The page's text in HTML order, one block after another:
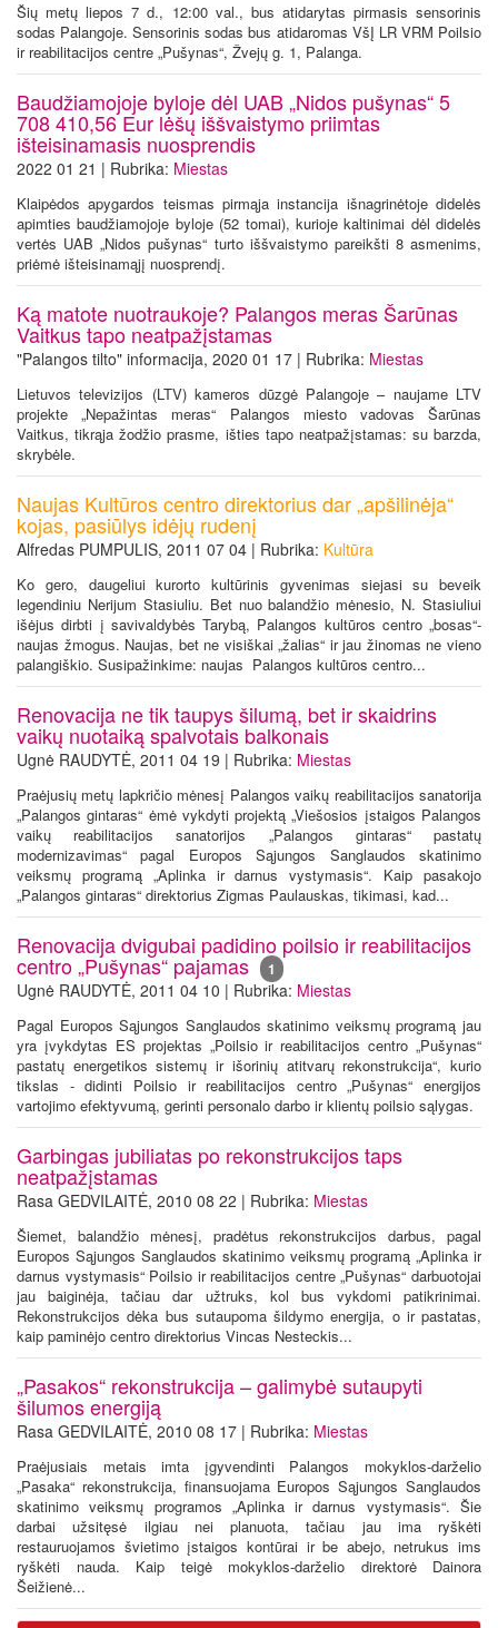
Šių metų liepos 7 d., 12:00 val., bus atidarytas pirmasis sensorinis
sodas Palangoje. Sensorinis sodas bus atidaromas VšĮ LR VRM Poilsio
ir reabilitacijos centre „Pušynas“, Žvejų g. 1, Palanga.
Baudžiamojoje byloje dėl UAB „Nidos pušynas“ 5
708 410,56 Eur lėšų iššvaistymo priimtas
išteisinamasis nuosprendis
2022 01 21 | Rubrika: Miestas
Klaipėdos apygardos teismas pirmąja instancija išnagrinėtoje didelės
apimties baudžiamojoje byloje (52 tomai), kurioje kaltinimai dėl didelės
vertės UAB „Nidos pušynas“ turto iššvaistymo pareikšti 8 asmenims,
priėmė išteisinamąjį nuosprendį.
Ką matote nuotraukoje? Palangos meras Šarūnas
Vaitkus tapo neatpažįstamas
"Palangos tilto" informacija, 2020 01 17 | Rubrika: Miestas
Lietuvos televizijos (LTV) kameros dūzgė Palangoje – naujame LTV
projekte „Nepažintas meras“ Palangos miesto vadovas Šarūnas
Vaitkus, tikrąja žodžio prasme, išties tapo neatpažįstamas: su barzda,
skrybėle.
Naujas Kultūros centro direktorius dar „apšilinėja“
kojas, pasiūlys idėjų rudenį
Alfredas PUMPULIS, 2011 07 04 | Rubrika: Kultūra
Ko gero, daugeliui kurorto kultūrinis gyvenimas siejasi su beveik
legendiniu Nerijum Stasiuliu. Bet nuo balandžio mėnesio, N. Stasiuliui
išėjus dirbti į savivaldybės Tarybą, Palangos kultūros centro „bosas“-
naujas žmogus. Naujas, bet ne visiškai „žalias“ ir jau žinomas ne vieno
palangiškio. Susipažinkime: naujas Palangos kultūros centro...
Renovacija ne tik taupys šilumą, bet ir skaidrins
vaikų nuotaiką spalvotais balkonais
Ugnė RAUDYTĖ, 2011 04 19 | Rubrika: Miestas
Praėjusių metų lapkričio mėnesį Palangos vaikų reabilitacijos sanatorija
„Palangos gintaras“ ėmė vykdyti projektą „Viešosios įstaigos Palangos
vaikų reabilitacijos sanatorijos „Palangos gintaras“ pastatų
modernizavimas“ pagal Europos Sąjungos Sanglaudos skatinimo
veiksmų programą „Aplinka ir darnus vystymasis“. Kaip pasakojo
„Palangos gintaras“ direktorius Zigmas Paulauskas, tikimasi, kad...
Renovacija dvigubai padidino poilsio ir reabilitacijos
centro „Pušynas“ pajamas 1
Ugnė RAUDYTĖ, 2011 04 10 | Rubrika: Miestas
Pagal Europos Sąjungos Sanglaudos skatinimo veiksmų programą jau
yra įvykdytas ES projektas „Poilsio ir reabilitacijos centro „Pušynas“
pastatų energetikos sistemų ir išorinių atitvarų rekonstrukcija“, kurio
tikslas - didinti Poilsio ir reabilitacijos centro „Pušynas“ energijos
vartojimo efektyvumą, gerinti personalo darbo ir klientų poilsio sąlygas.
Garbingas jubiliatas po rekonstrukcijos taps
neatpažįstamas
Rasa GEDVILAITĖ, 2010 08 22 | Rubrika: Miestas
Šiemet, balandžio mėnesį, pradėtus rekonstrukcijos darbus, pagal
Europos Sąjungos Sanglaudos skatinimo veiksmų programą „Aplinka ir
darnus vystymasis“ Poilsio ir reabilitacijos centre „Pušynas“ darbuotojai
jau baiginėja, tačiau dar užtruks, kol bus vykdomi patikrinimai.
Rekonstrukcijos dėka bus sutaupoma šildymo energija, o ir pastatas,
kaip paminėjo centro direktorius Vincas Nesteckis...
„Pasakos“ rekonstrukcija – galimybė sutaupyti
šilumos energiją
Rasa GEDVILAITĖ, 2010 08 17 | Rubrika: Miestas
Praėjusiais metais imta įgyvendinti Palangos mokyklos-darželio
„Pasaka“ rekonstrukcija, finansuojama Europos Sąjungos Sanglaudos
skatinimo veiksmų programos „Aplinka ir darnus vystymasis“. Šie
darbai užsitęsė ilgiau nei planuota, tačiau jau ima ryškėti
restauruojamos švietimo įstaigos kontūrai ir be abejo, netrukus ims
ryškėti nauda. Kaip teigė mokyklos-darželio direktorė Dainora
Šeižienė...